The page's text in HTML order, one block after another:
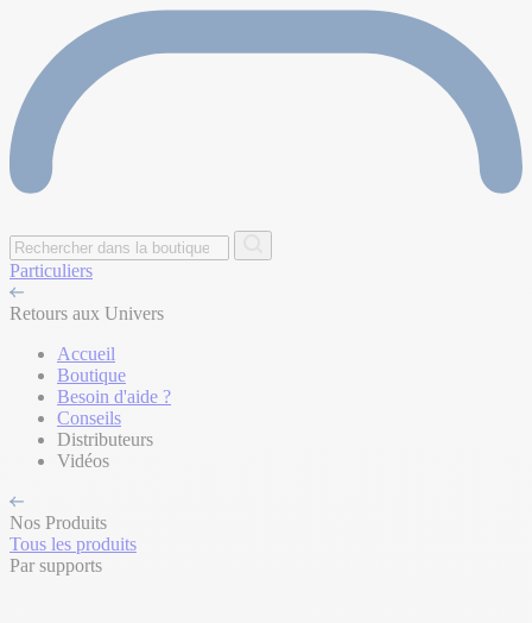
Particuliers
Retours aux Univers
Accueil
Boutique
Besoin d'aide ?
Conseils
Distributeurs
Vidéos
Nos Produits
Tous les produits
Par supports